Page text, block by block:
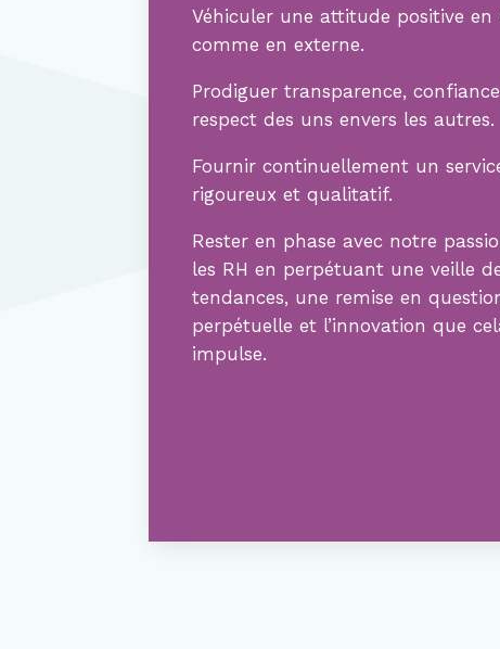
Véhiculer une attitude positive en
comme en externe.
Prodiguer transparence,
respect des uns envers les autres.
Fournir continuellement un
rigoureux et qualitatif.
Rester en phase avec notre
les RH en perpétuant une veille
tendances, une remise en
perpétuelle et l’innovation que
impulse.